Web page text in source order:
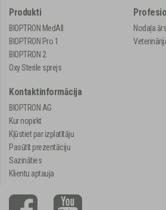
Produkti
BIOPTRON MedAll
BIOPTRON Pro 1
BIOPTRON 2
Oxy Sterile sprejs
Nodaļa
Kontaktinformācija
BIOPTRON AG
Kur nopirkt
Kļūstiet par izplatītāju
Pasūtīt prezentāciju
Sazināties
Klientu aptauja